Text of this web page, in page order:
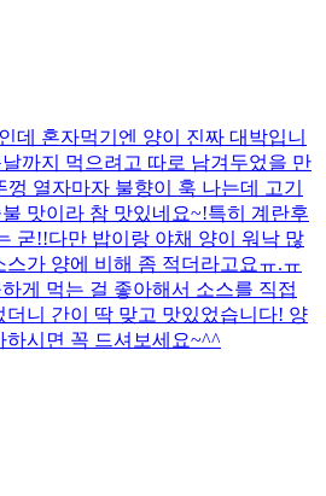
데 혼자먹기엔 양이 진짜 대박입니
까지 먹으려고 따로 남겨두었을 만
열자마자 불향이 훅 나는데 고기
맛이라 참 맛있네요~!특히 계란후
굳!! ​다만 밥이랑 야채 양이 워낙 많
가 양에 비해 좀 적더라고요ㅠ.ㅠ
게 먹는 걸 좋아해서 소스를 직접
더니 간이 딱 맞고 맛있었습니다! 양
하시면 꼭 드셔보세요~^^